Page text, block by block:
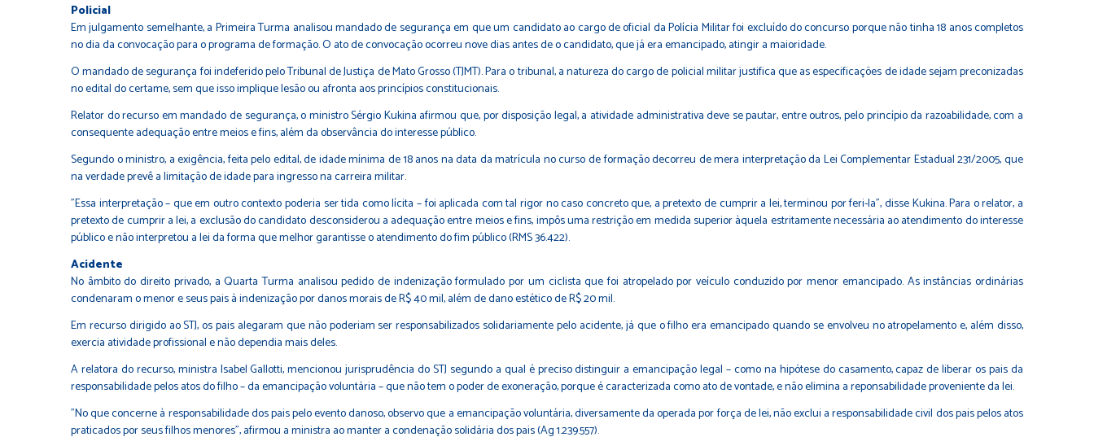
P​​olicial
Em julgamento semelhante, a Primeira Turma analisou mandado de segurança em que um candidato ao cargo de oficial da Polícia Militar foi excluído do concurso porque não tinha 18 anos completos
no dia da convocação para o programa de formação. O ato de convocação ocorreu nove dias antes de o candidato, que já era emancipado, atingir a maioridade.
O mandado de segurança foi indeferido pelo Tribunal de Justiça de Mato Grosso (TJMT). Para o tribunal, a natureza do cargo de policial militar justifica que as especificações de idade sejam preconizadas
no edital do certame, sem que isso implique lesão ou afronta aos princípios constitucionais.
Relator do recurso em mandado de segurança, o ministro Sérgio Kukina afirmou que, por disposição legal, a atividade administrativa deve se pautar, entre outros, pelo princípio da razoabilidade, com a
consequente adequação entre meios e fins, além da observância do interesse público.
Segundo o ministro, a exigência, feita pelo edital, de idade mínima de 18 anos na data da matrícula no curso de formação decorreu de mera interpretação da Lei Complementar Estadual 231/2005, que
na verdade prevê a limitação de idade para ingresso na carreira militar.
"Essa interpretação – que em outro contexto poderia ser tida como lícita – foi aplicada com tal rigor no caso concreto que, a pretexto de cumprir a lei, terminou por feri-la", disse Kukina. Para o relator, a
pretexto de cumprir a lei, a exclusão do candidato desconsiderou a adequação entre meios e fins, impôs uma restrição em medida superior àquela estritamente necessária ao atendimento do interesse
público e não interpretou a lei da forma que melhor garantisse o atendimento do fim público (RMS 36.422).
Acide​​nte
No âmbito do direito privado, a Quarta Turma analisou pedido de indenização formulado por um ciclista que foi atropelado por veículo conduzido por menor emancipado. As instâncias ordinárias
condenaram o menor e seus pais à indenização por danos morais de R$ 40 mil, além de dano estético de R$ 20 mil.
Em recurso dirigido ao STJ, os pais alegaram que não poderiam ser responsabilizados solidariamente pelo acidente, já que o filho era emancipado quando se envolveu no atropelamento e, além disso,
exercia atividade profissional e não dependia mais deles.
A relatora do recurso, ministra Isabel Gallotti, mencionou jurisprudência do STJ segundo a qual é preciso distinguir a emancipação legal – como na hipótese do casamento, capaz de liberar os pais da
responsabilidade pelos atos do filho – da emancipação voluntária – que não tem o poder de exoneração, porque é caracterizada como ato de vontade, e não elimina a reponsabilidade proveniente da lei.
"No que concerne à responsabilidade dos pais pelo evento danoso, observo que a emancipação voluntária, diversamente da operada por força de lei, não exclui a responsabilidade civil dos pais pelos atos
praticados por seus filhos menores", afirmou a ministra ao manter a condenação solidária dos pais (Ag 1.239.557).